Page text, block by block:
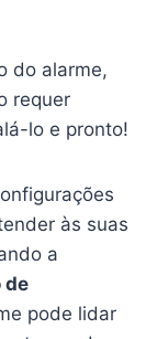
do alarme,
requer
lo e pronto!
às suas
a
de
pode lidar